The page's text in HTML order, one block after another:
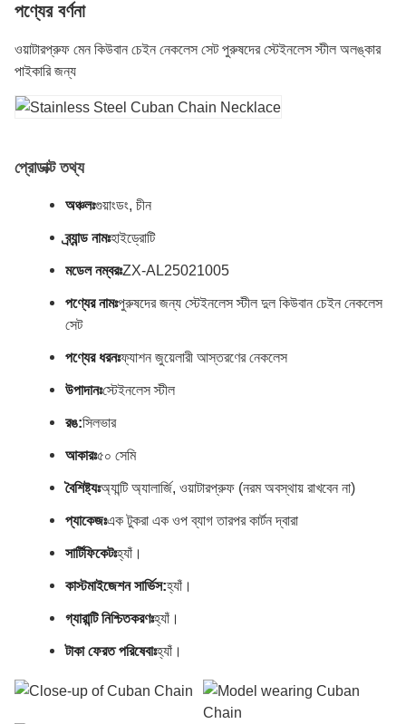
পণ্যের বর্ণনা
ওয়াটারপ্রুফ মেন কিউবান চেইন নেকলেস সেট পুরুষদের স্টেইনলেস স্টীল অলঙ্কার
পাইকারি জন্য
প্রোডাক্ট তথ্য
অঞ্চলঃগুয়াংডং, চীন
ব্র্যান্ড নামঃহাইড্রোটি
মডেল নম্বরঃZX-AL25021005
পণ্যের নামঃপুরুষদের জন্য স্টেইনলেস স্টীল দুল কিউবান চেইন নেকলেস
সেট
পণ্যের ধরনঃফ্যাশন জুয়েলারী আস্তরণের নেকলেস
উপাদানঃস্টেইনলেস স্টীল
রঙ:সিলভার
আকারঃ৫০ সেমি
বৈশিষ্ট্যঃঅ্যান্টি অ্যালার্জি, ওয়াটারপ্রুফ (নরম অবস্থায় রাখবেন না)
প্যাকেজঃএক টুকরা এক ওপ ব্যাগ তারপর কার্টন দ্বারা
সার্টিফিকেটঃহ্যাঁ।
কাস্টমাইজেশন সার্ভিস:হ্যাঁ।
গ্যারান্টি নিশ্চিতকরণঃহ্যাঁ।
টাকা ফেরত পরিষেবাঃহ্যাঁ।